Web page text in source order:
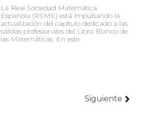
La Real Sociedad Matemática
Española (RSME) está impulsando la
actualización del capítulo dedicado a las
salidas profesionales del Libro Blanco de
las Matemáticas. En este
Siguiente